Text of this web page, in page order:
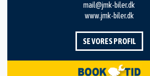
mail@jmk-biler.dk
www.jmk-biler.dk
SE VORES PROFIL